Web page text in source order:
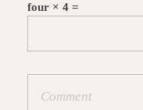
four × 4 =